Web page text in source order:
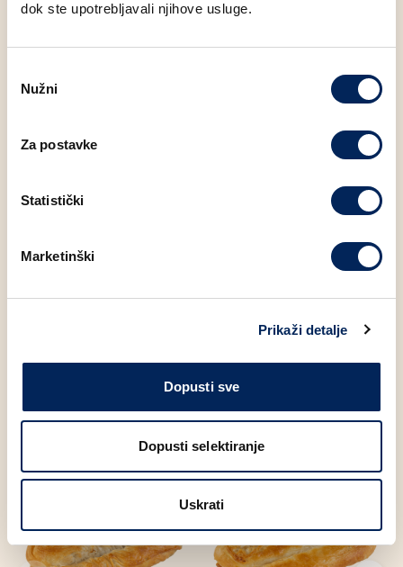
dok ste upotrebljavali njihove usluge.
pristanka
Nužni
Za postavke
Statistički
Marketinški
Prikaži detalje
Dopusti sve
Dopusti selektiranje
Uskrati
Zasićene masne kiseline 4.13 g
23.25 g
Bjelančevine 10.17 g
Sol
Šećer
Moglo bi Vas zanimati